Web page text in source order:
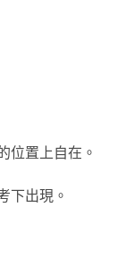
位置上自在。
下出現。